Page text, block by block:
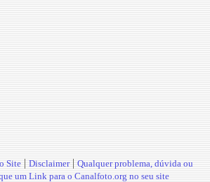
Site | Disclaimer| Qualquer problema, dúvida ou
um Link para o Canalfoto.org no seu site